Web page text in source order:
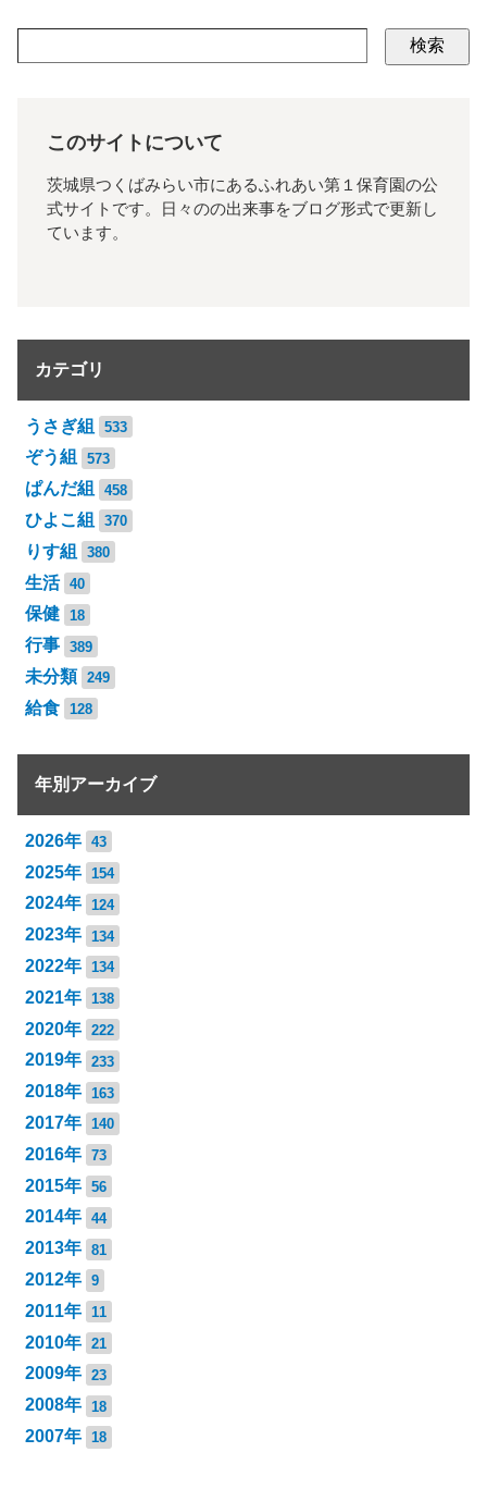
検索
このサイトについて
茨城県つくばみらい市にあるふれあい第１保育園の公
式サイトです。日々のの出来事をブログ形式で更新し
ています。
カテゴリ
うさぎ組 533
ぞう組 573
ぱんだ組 458
ひよこ組 370
りす組 380
生活 40
保健 18
行事 389
未分類 249
給食 128
年別アーカイブ
2026年 43
2025年 154
2024年 124
2023年 134
2022年 134
2021年 138
2020年 222
2019年 233
2018年 163
2017年 140
2016年 73
2015年 56
2014年 44
2013年 81
2012年 9
2011年 11
2010年 21
2009年 23
2008年 18
2007年 18